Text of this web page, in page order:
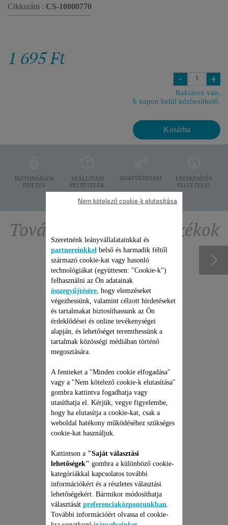
Cikkszám : CS-10000770
1 695 Ft
- +
Raktáron van.
6 napon belül kézbesíthető.
Kosárba
BIZTONSÁGOS
FIZETÉS
SZÁLLÍTÁSI
FELTÉTELEK
ADATVÉDELEM
ÉRTÉKESÍTÉS
FELTÉTELEI
További ajánlott tartozékok
TISZTÍTÓKEFE CS-
Megkönnyíti a hajnyíró
Raktáron van.
1 270 Ft
Kosárba
Szeretnénk leányvállalatainkkal és
partnereinkkel belső és harmadik féltől
származó cookie-kat vagy hasonló
technológiákat (együttesen: "Cookie-k")
felhasználni az Ön adatainak
összegyűjtésére, hogy elemzéseket
végezhessünk, valamint célzott hirdetéseket
és tartalmakat biztosíthassunk az Ön
érdeklődései és online tevékenységei
alapján, és lehetőséget teremthessünk a
tartalmak közösségi médiában történő
megosztására.
A fentieket a "Minden cookie elfogadása"
vagy a "Nem kötelező cookie-k elutasítása"
gombra kattintva fogadhatja vagy
utasíthatja el. Kérjük, vegye figyelembe,
hogy ha elutasítja a cookie-kat, csak a
weboldal hatékony működéséhez szükséges
cookie-kat használjuk.
Kattintson a "Saját választási
lehetőségek" gombra a különböző cookie-
kategóriákkal kapcsolatos további
információkért és a részletes választási
lehetőségekért. Bármikor módosíthatja
választását preferenciaközpontunkban
További információért olvassa el cookie-
Nem kötelező cookie-k elutasítása